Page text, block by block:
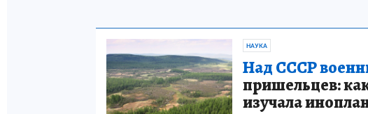
НАУКА
Над СССР
пришельцев:
изучала